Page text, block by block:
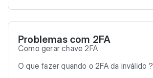
Problemas com 2FA
Como gerar chave 2FA
O que fazer quando o 2FA da inválido ?